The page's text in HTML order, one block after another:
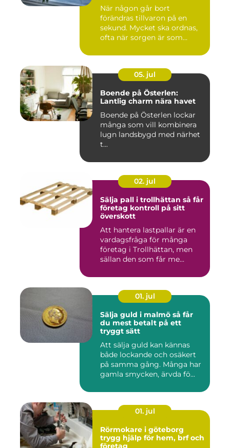
När någon går bort
förändras tillvaron på en
sekund. Mycket ska ordnas,
ofta när sorgen är som
05. jul
Boende på Österlen:
Lantlig charm nära havet
Boende på Österlen lockar
många som vill kombinera
lugn landsbygd med närhet
t...
02. jul
Sälja pall i trollhättan så får
företag kontroll på sitt
överskott
Att hantera lastpallar är en
vardagsfråga för många
företag i Trollhättan, men
sällan den som får me...
01. jul
Sälja guld i malmö så får
du mest betalt på ett
tryggt sätt
Att sälja guld kan kännas
både lockande och osäkert
på samma gång. Många har
gamla smycken, ärvda fö...
01. jul
Rörmokare i göteborg
trygg hjälp för hem, brf och
företag